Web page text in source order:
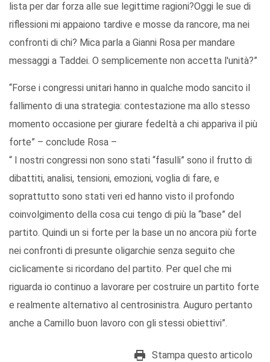
lista per dar forza alle sue legittime ragioni?Oggi le sue di
riflessioni mi appaiono tardive e mosse da rancore, ma nei
confronti di chi? Mica parla a Gianni Rosa per mandare
messaggi a Taddei. O semplicemente non accetta l'unità?”
“Forse i congressi unitari hanno in qualche modo sancito il
fallimento di una strategia: contestazione ma allo stesso
momento occasione per giurare fedeltà a chi appariva il più
forte” – conclude Rosa –
“ I nostri congressi non sono stati “fasulli” sono il frutto di
dibattiti, analisi, tensioni, emozioni, voglia di fare, e
soprattutto sono stati veri ed hanno visto il profondo
coinvolgimento della cosa cui tengo di più la “base” del
partito. Quindi un si forte per la base un no ancora più forte
nei confronti di presunte oligarchie senza seguito che
ciclicamente si ricordano del partito. Per quel che mi
riguarda io continuo a lavorare per costruire un partito forte
e realmente alternativo al centrosinistra. Auguro pertanto
anche a Camillo buon lavoro con gli stessi obiettivi”.
Stampa questo articolo